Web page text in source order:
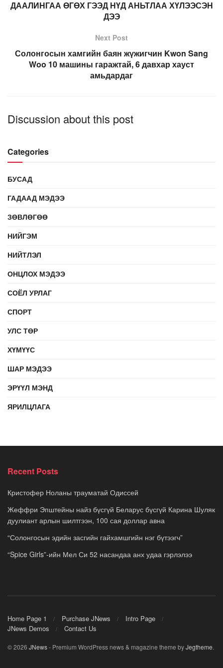
ДААЛИНГАА ӨГӨХ ГЭЭД НҮД АНЬТЛАА ХҮЛЭЭСЭН
ДЭЭ
Next Post
Солонгосын хамгийн баян жүжигчин Kwon Sang
Woo 10 машины гаражтай, 6 давхар хауст
амьдардаг
Discussion about this post
Categories
БУСАД
ГАДААД МЭДЭЭ
ЗӨВЛӨГӨӨ
НИЙГЭМ
НИЙТЛЭЛ
ОНЦЛОХ МЭДЭЭ
СОЁЛ УРЛАГ
СПОРТ
УЛС ТӨР
ХҮМҮҮС
ШАР МЭДЭЭ
ЭРҮҮЛ МЭНД
ЯРИЛЦЛАГА
Recent Posts
Кристофер Ноланы трауматай Одиссей
Жеффри Эпштейны найз бүсгүй Беларус бүсгүй Карина Шуляк
дуулиант арлын шилтгээн, 100 сая доллар авна
“Солонгосын эдийн засгийн гайхамшгийн нэг бүтээгч”
“Spice Girls”-ийн Мел Си 52 насандаа анх удаа гэрлэлээ
Home Page 1 Purchase JNews
Intro Page
JNews Demos
Contact Us
© 2026 JNews- Premium WordPress news & magazine theme byJegtheme.